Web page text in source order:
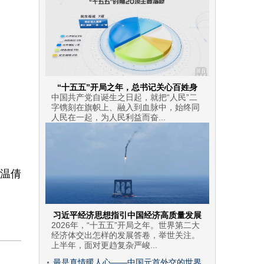
倩
“十五五”开局之年，总书记关心百姓身
中国共产党自诞生之日起，就把“人民”二
字镌刻在旗帜上、融入到血脉中，始终同
人民在一起，为人民利益而奋...
习近平经济思想指引中国经济高质量发展
2026年，“十五五”开局之年。世界第二大
经济体交出怎样的发展答卷，举世关注。
上半年，面对更趋复杂严峻...